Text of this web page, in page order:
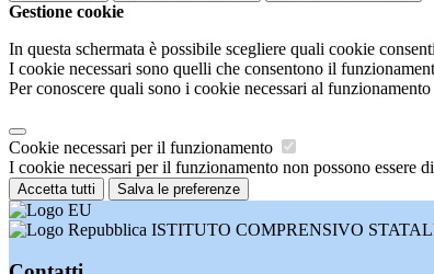
Gestione cookie
In questa schermata è possibile scegliere quali cookie
I cookie necessari sono quelli che consentono il
Per conoscere quali sono i cookie necessari al
Cookie necessari per il funzionamento
I cookie necessari per il funzionamento non possono essere
Accetta tutti Salva le preferenze
ISTITUTO COMPRENSIVO